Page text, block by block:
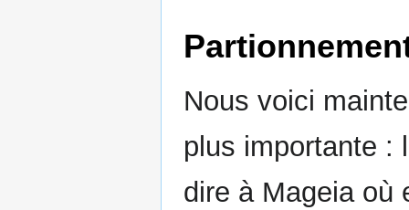
Nous voici
plus importante :
dire à Mageia où